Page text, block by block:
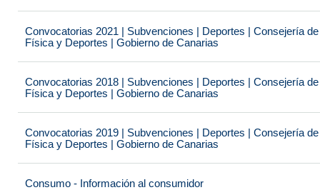
Convocatorias 2021 | Subvenciones | Deportes | Consejería
Física y Deportes | Gobierno de Canarias
Convocatorias 2018 | Subvenciones | Deportes | Consejería
Física y Deportes | Gobierno de Canarias
Convocatorias 2019 | Subvenciones | Deportes | Consejería
Física y Deportes | Gobierno de Canarias
Consumo - Información al consumidor